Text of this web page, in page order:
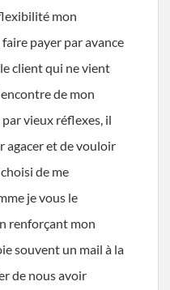
mon
payer par avance
client qui ne vient
de mon
vieux réflexes, il
agacer et de vouloir
de me
je vous le
renforçant mon
souvent un mail à la
de nous avoir